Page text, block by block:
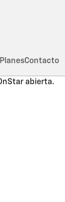
PlanesContacto